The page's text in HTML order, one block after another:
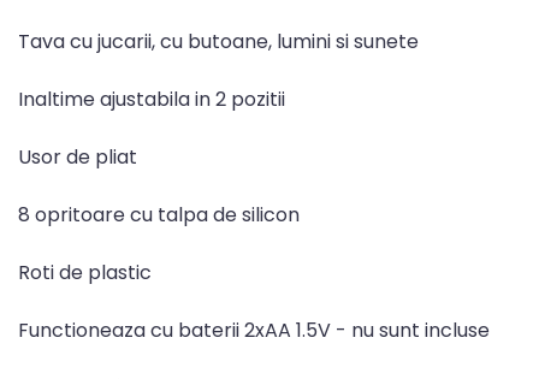
Tava cu jucarii, cu butoane, lumini si sunete
Inaltime ajustabila in 2 pozitii
Usor de pliat
8 opritoare cu talpa de silicon
Roti de plastic
Functioneaza cu baterii 2xAA 1.5V - nu sunt incluse